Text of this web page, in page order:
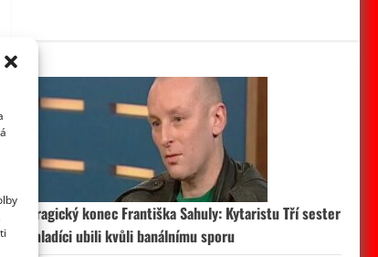
Tragický konec Františka Sahuly: Kytaristu Tří sester
mladíci ubili kvůli banálnímu sporu